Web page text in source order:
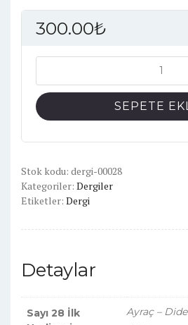
300.00₺
Sayı:
28
adet
SEPETE
Stok kodu: dergi-00028
Kategoriler: Dergiler
Etiketler: Dergi
Detaylar
Sayı 28 İlk
Ayraç –